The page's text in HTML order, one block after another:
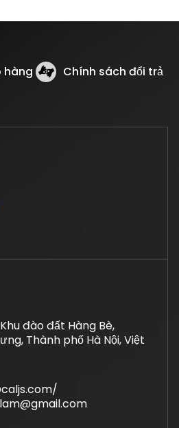
hàng
Chính sách đổi trả
đào đất Hàng Bè,
Thành phố Hà Nội, Việt